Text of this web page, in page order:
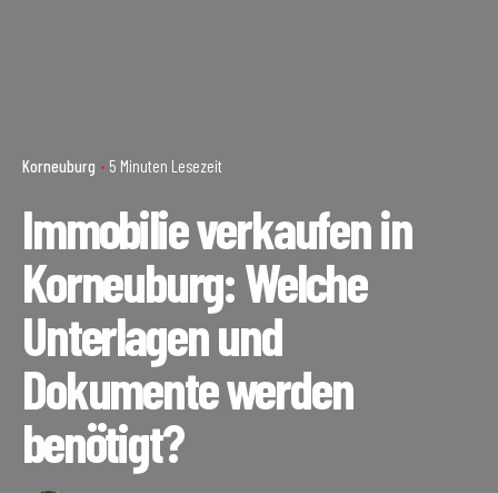
Korneuburg 5 Minuten Lesezeit
Immobilie verkaufen in
Korneuburg: Welche
Unterlagen und
Dokumente werden
benötigt?